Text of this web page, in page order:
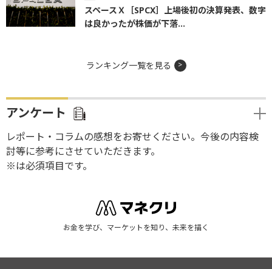
スペースＸ［SPCX］上場後初の決算発表、数字
は良かったが株価が下落...
ランキング一覧を見る
アンケート
レポート・コラムの感想をお寄せください。今後の内容検
討等に参考にさせていただきます。
※は必須項目です。
お金を学び、マーケットを知り、未来を描く